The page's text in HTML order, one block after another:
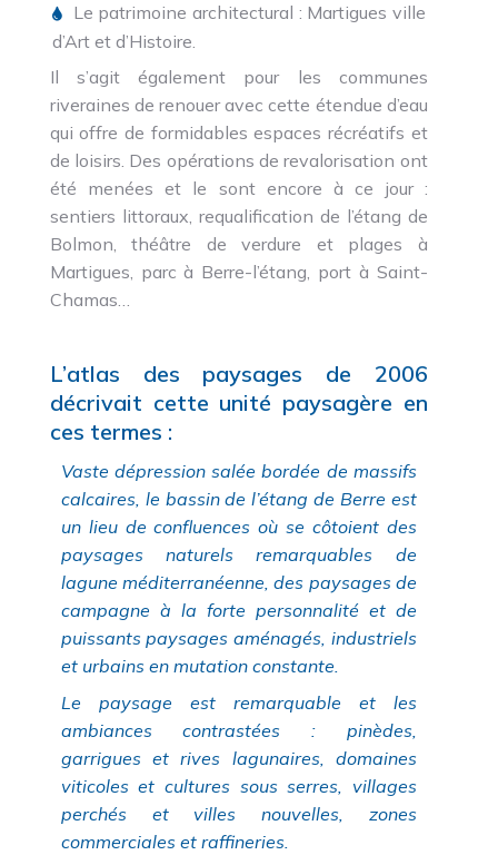
Le patrimoine architectural : Martigues ville
d’Art et d’Histoire.
Il s’agit également pour les communes
riveraines de renouer avec cette étendue d’eau
qui offre de formidables espaces récréatifs et
de loisirs. Des opérations de revalorisation ont
été menées et le sont encore à ce jour :
sentiers littoraux, requalification de l’étang de
Bolmon, théâtre de verdure et plages à
Martigues, parc à Berre-l’étang, port à Saint-
Chamas…
L’atlas des paysages de 2006
décrivait cette unité paysagère en
ces termes :
Vaste dépression salée bordée de massifs
calcaires, le bassin de l’étang de Berre est
un lieu de confluences où se côtoient des
paysages naturels remarquables de
lagune méditerranéenne, des paysages de
campagne à la forte personnalité et de
puissants paysages aménagés, industriels
et urbains en mutation constante.
Le paysage est remarquable et les
ambiances contrastées : pinèdes,
garrigues et rives lagunaires, domaines
viticoles et cultures sous serres, villages
perchés et villes nouvelles, zones
commerciales et raffineries.